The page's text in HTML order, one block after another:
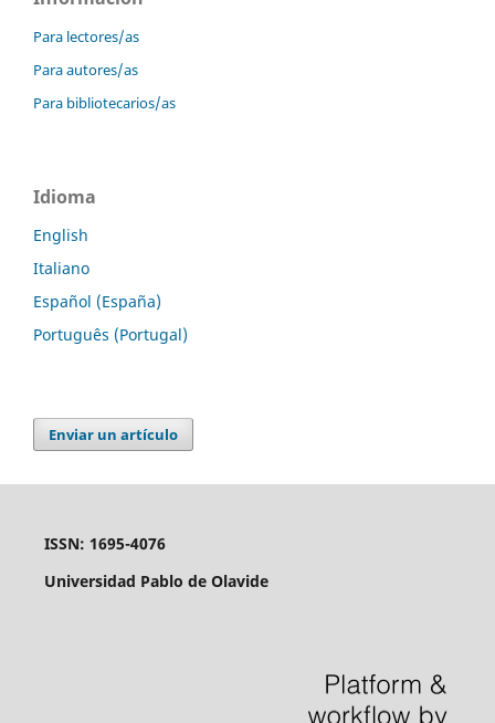
Para lectores/as
Para autores/as
Para bibliotecarios/as
Idioma
English
Italiano
Español (España)
Português (Portugal)
Enviar un artículo
ISSN: 1695-4076
Universidad Pablo de Olavide